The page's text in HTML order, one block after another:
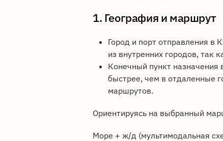
1. География и маршрут
Город и порт отправления
из внутренних городов, так
Конечный пункт назначения
быстрее, чем в отдаленные
маршрутов.
Ориентируясь на выбранный
Море + ж/д (мультимодальная